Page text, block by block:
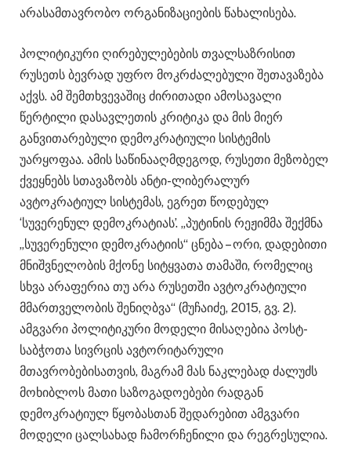
არასამთავრობო ორგანიზაციების წახალისება.
პოლიტიკური ღირებულებების თვალსაზრისით
რუსეთს ბევრად უფრო მოკრძალებული შეთავაზება
აქვს. ამ შემთხვევაშიც ძირითადი ამოსავალი
წერტილი დასავლეთის კრიტიკა და მის მიერ
განვითარებული დემოკრატიული სისტემის
უარყოფაა. ამის საწინააღმდეგოდ, რუსეთი მეზობელ
ქვეყნებს სთავაზობს ანტი-ლიბერალურ
ავტოკრატიულ სისტემას, ეგრეთ წოდებულ
‘სუვერენულ დემოკრატიას’. „პუტინის რეჟიმმა შექმნა
„სუვერენული დემოკრატიის“ ცნება – ორი, დადებითი
მნიშვნელობის მქონე სიტყვათა თამაში, რომელიც
სხვა არაფერია თუ არა რუსეთში ავტოკრატიული
მმართველობის შენიღბვა“ (მუჩაიძე, 2015, გვ. 2).
ამგვარი პოლიტიკური მოდელი მისაღებია პოსტ-
საბჭოთა სივრცის ავტორიტარული
მთავრობებისათვის, მაგრამ მას ნაკლებად ძალუძს
მოხიბლოს მათი საზოგადოებები რადგან
დემოკრატიულ წყობასთან შედარებით ამგვარი
მოდელი ცალსახად ჩამორჩენილი და რეგრესულია.